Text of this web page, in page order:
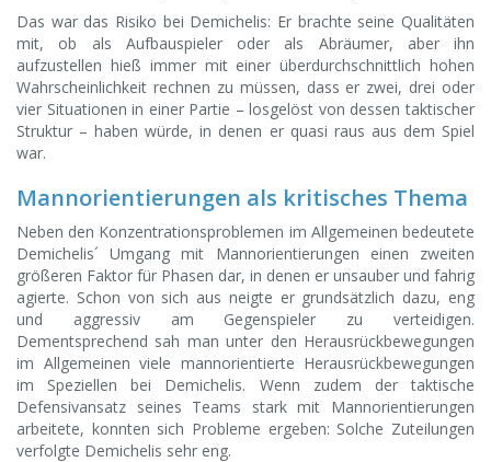
Das war das Risiko bei Demichelis: Er brachte seine Qualitäten
mit, ob als Aufbauspieler oder als Abräumer, aber ihn
aufzustellen hieß immer mit einer überdurchschnittlich hohen
Wahrscheinlichkeit rechnen zu müssen, dass er zwei, drei oder
vier Situationen in einer Partie – losgelöst von dessen taktischer
Struktur – haben würde, in denen er quasi raus aus dem Spiel
war.
Mannorientierungen als kritisches Thema
Neben den Konzentrationsproblemen im Allgemeinen bedeutete
Demichelis´ Umgang mit Mannorientierungen einen zweiten
größeren Faktor für Phasen dar, in denen er unsauber und fahrig
agierte. Schon von sich aus neigte er grundsätzlich dazu, eng
und aggressiv am Gegenspieler zu verteidigen.
Dementsprechend sah man unter den Herausrückbewegungen
im Allgemeinen viele mannorientierte Herausrückbewegungen
im Speziellen bei Demichelis. Wenn zudem der taktische
Defensivansatz seines Teams stark mit Mannorientierungen
arbeitete, konnten sich Probleme ergeben: Solche Zuteilungen
verfolgte Demichelis sehr eng.